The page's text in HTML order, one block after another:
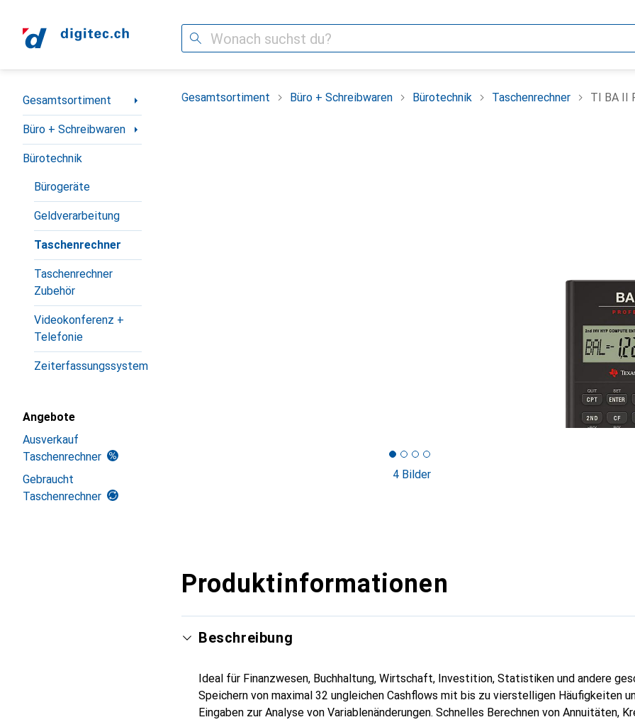
Suche
Navigation nach Kategorien
Gesamtsortiment
Büro + Schreibwaren
Bürotechnik
Bürogeräte
Geldverarbeitung
Taschenrechner
Taschenrechner
Zubehör
Videokonferenz +
Telefonie
Zeiterfassungssystem
Angebote
Ausverkauf
Taschenrechner
Gebraucht
Taschenrechner
Gesamtsortiment Büro + Schreibwaren Bürotechnik Taschenrechner TI BA II
4 Bilder
Produktinformationen
Beschreibung
Ideal für Finanzwesen, Buchhaltung, Wirtschaft, Investition, Statistiken und andere
Speichern von maximal 32 ungleichen Cashflows mit bis zu vierstelligen Häufigkeiten
Eingaben zur Analyse von Variablenänderungen. Schnelles Berechnen von Annuitäten,